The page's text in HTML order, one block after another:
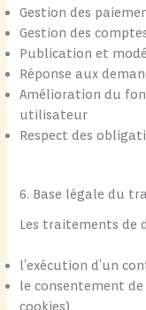
Gestion des
Gestion des
Publication et
Réponse aux
Amélioration du
utilisateur
Respect des
6. Base légale du
Les traitements de
l’exécution d’un
le consentement
cookies)